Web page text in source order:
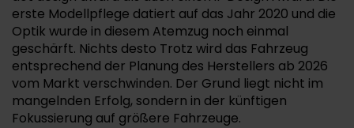
erste Modellpflege datiert auf das Jahr 2020 und die
Optik wurde in diesem Atemzug noch einmal
geschärft. Nichts desto Trotz wird das Fahrzeug
entsprechend der Planung des Herstellers ab 2026
vom Markt verschwinden. Der Grund liegt nicht im
mangelnden Erfolg, sondern in der künftigen
Fokussierung auf größere Fahrzeuge.